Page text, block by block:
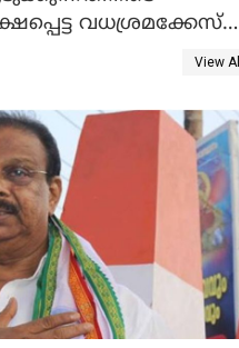
വധശ്രമക്കേസ്
View All